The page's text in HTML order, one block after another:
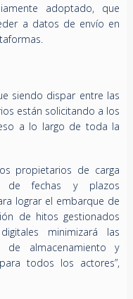
adoptado, que
a datos de envío en
siendo dispar entre las
están solicitando a los
a lo largo de toda la
propietarios de carga
de fechas y plazos
lograr el embarque de
de hitos gestionados
minimizará las
de almacenamiento y
todos los actores”,